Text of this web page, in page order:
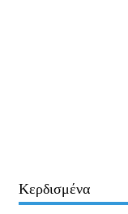
Κερδισμένα